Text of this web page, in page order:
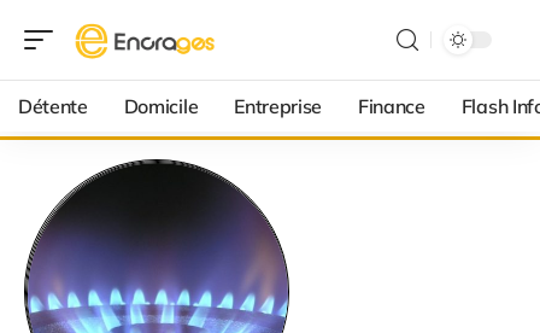
Détente Domicile Entreprise Finance Flash